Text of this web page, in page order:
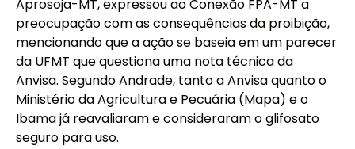
Aprosoja-MT, expressou ao Conexão FPA-MT a
preocupação com as consequências da proibição,
mencionando que a ação se baseia em um parecer
da UFMT que questiona uma nota técnica da
Anvisa. Segundo Andrade, tanto a Anvisa quanto o
Ministério da Agricultura e Pecuária (Mapa) e o
Ibama já reavaliaram e consideraram o glifosato
seguro para uso.